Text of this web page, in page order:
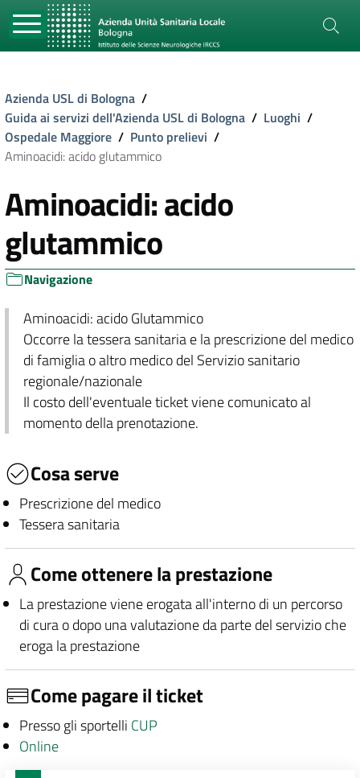
Azienda USL di Bologna /
Guida ai servizi dell'Azienda USL di Bologna / Luoghi /
Ospedale Maggiore / Punto prelievi /
Aminoacidi: acido glutammico
Aminoacidi: acido
glutammico
Navigazione
Aminoacidi: acido Glutammico
Occorre la tessera sanitaria e la prescrizione del medico
di famiglia o altro medico del Servizio sanitario
regionale/nazionale
Il costo dell'eventuale ticket viene comunicato al
momento della prenotazione.
Cosa serve
Prescrizione del medico
Tessera sanitaria
Come ottenere la prestazione
La prestazione viene erogata all'interno di un percorso
di cura o dopo una valutazione da parte del servizio che
eroga la prestazione
Come pagare il ticket
Presso gli sportelli CUP
Online